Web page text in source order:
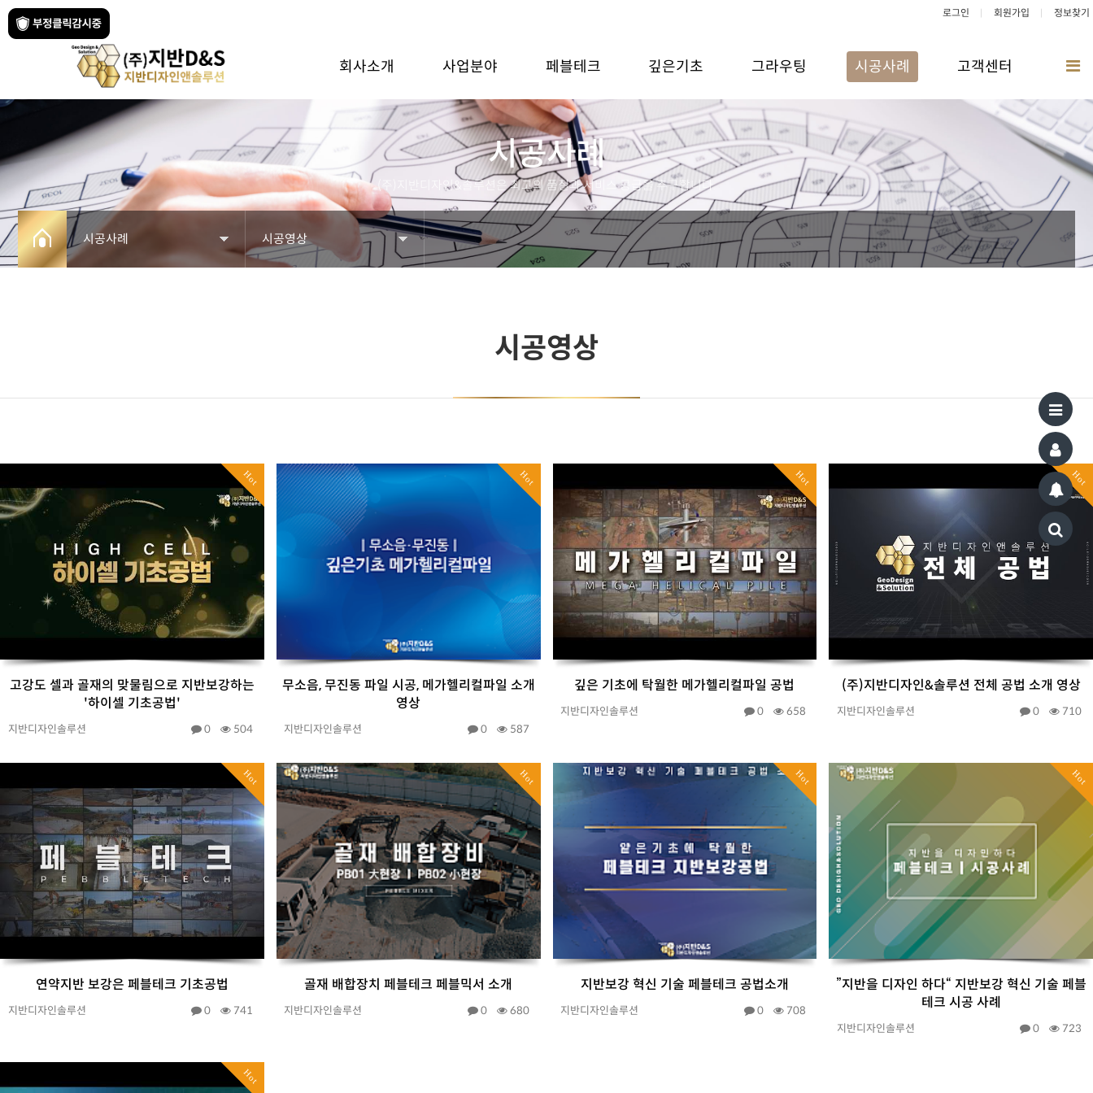
로그인 회원가입 정보찾기
회사소개 사업분야 페블테크 깊은기초 그라우팅 시공사례 고객센터
전
메
시공사례
(주)지반디자인&솔루션은 최고의 품질과 서비스 공급을 추구합니다.
시공사례
깊은기초
시공사례
고객센터
시공영상
시공영상
Hot
고강도 셀과 골재의 맞물림으로 지반보강하는
'하이셀 기초공법'
지반디자인솔루션 0 504
Hot
무소음, 무진동 파일 시공, 메가헬리컬파일 소개
영상
지반디자인솔루션 0 587
Hot
깊은 기초에 탁월한 메가헬리컬파일 공법
지반디자인솔루션 0 658
Hot
(주)지반디자인&솔루션 전체 공법 소개 영상
지반디자인솔루션 0 710
Hot
연약지반 보강은 페블테크 기초공법
지반디자인솔루션 0 741
Hot
골재 배합장치 페블테크 페블믹서 소개
지반디자인솔루션 0 680
Hot
지반보강 혁신 기술 페블테크 공법소개
지반디자인솔루션 0 708
Hot
”지반을 디자인 하다“ 지반보강 혁신 기술 페블
테크 시공 사례
지반디자인솔루션 0 723
Hot